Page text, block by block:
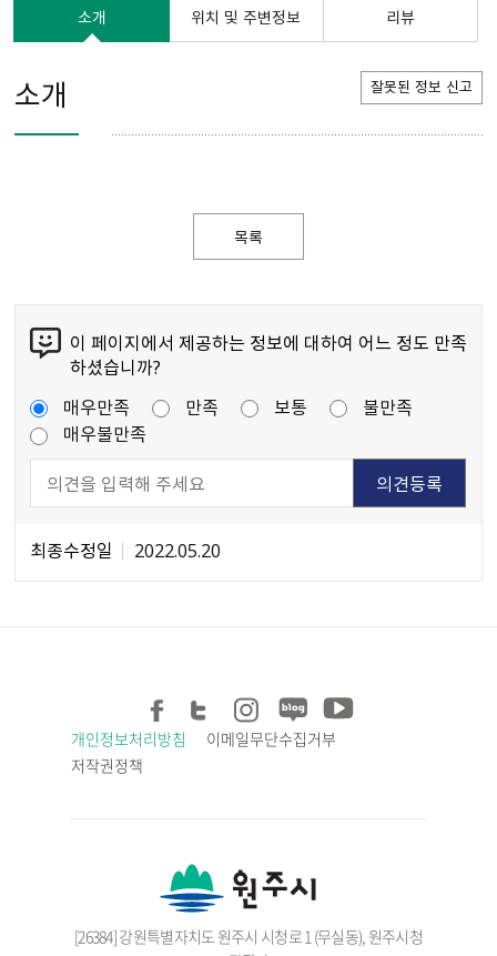
소개 위치 및 주변정보 리뷰
소개 잘못된 정보 신고
목록
이 페이지에서 제공하는 정보에 대하여 어느 정도 만족
하셨습니까?
매우만족
만족 보통
불만족
매우불만족
최종수정일 2022.05.20
개인정보처리방침
이메일무단수집거부
저작권정책
[26384] 강원특별자치도 원주시 시청로 1 (무실동), 원주시청